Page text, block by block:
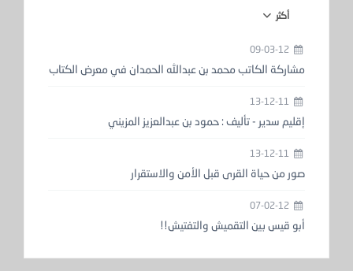
أكثر
مشاركة الكاتب محمد بن عبدالله الحمدان في معرض الكتاب
إقليم سدير - تأليف : حمود بن عبدالعزيز المزيني
صور من حياة القرى قبل الأمن والاستقرار
أبو قيس بين التقميش والتفتيش!!